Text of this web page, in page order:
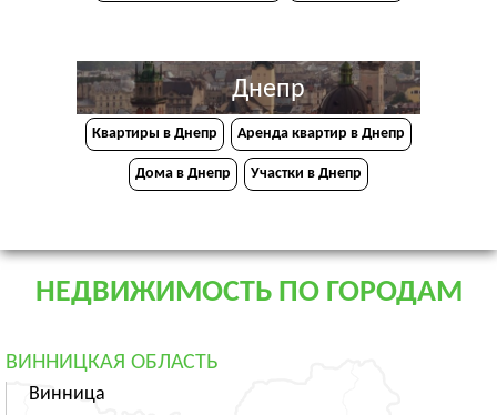
Днепр
Квартиры в Днепр Аренда квартир в Днепр
Дома в Днепр Участки в Днепр
НЕДВИЖИМОСТЬ ПО ГОРОДАМ
ВИННИЦКАЯ ОБЛАСТЬ
Винница